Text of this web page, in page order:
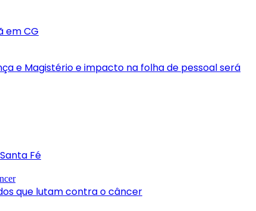
em CG
e Magistério e impacto na folha de pessoal será
Fé
que lutam contra o câncer